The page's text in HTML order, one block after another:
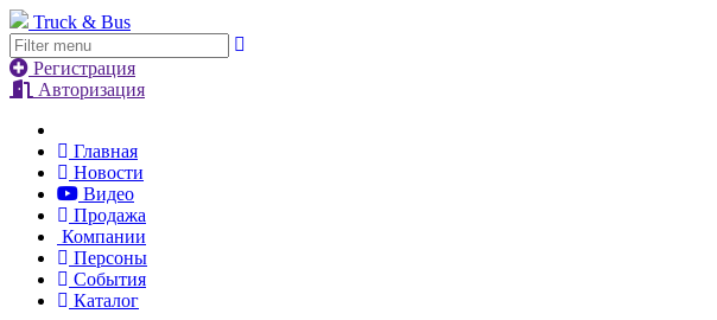
Truck & Bus
Регистрация
Авторизация
Главная
Новости
Видео
Продажа
Компании
Персоны
События
Каталог